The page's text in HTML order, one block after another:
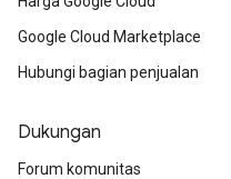
Google Cloud Marketplace
Hubungi bagian penjualan
Dukungan
Forum komunitas